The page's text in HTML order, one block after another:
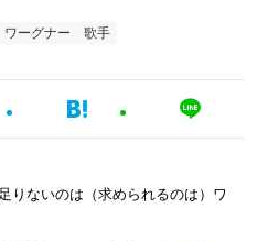
ワーグナー 歌手
りないのは（求められるのは）ワ